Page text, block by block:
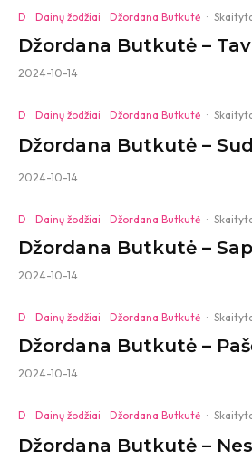
D Dainų žodžiai Džordana Butkutė ·
Džordana Butkutė –
2024-10-14
D Dainų žodžiai Džordana Butkutė ·
Džordana Butkutė –
2024-10-14
D Dainų žodžiai Džordana Butkutė ·
Džordana Butkutė –
2024-10-14
D Dainų žodžiai Džordana Butkutė ·
Džordana Butkutė –
2024-10-14
D Dainų žodžiai Džordana Butkutė ·
Džordana Butkutė –